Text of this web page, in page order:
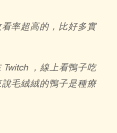
率超高的，比好多實
，線上看鴨子吃
毛絨絨的鴨子是種療